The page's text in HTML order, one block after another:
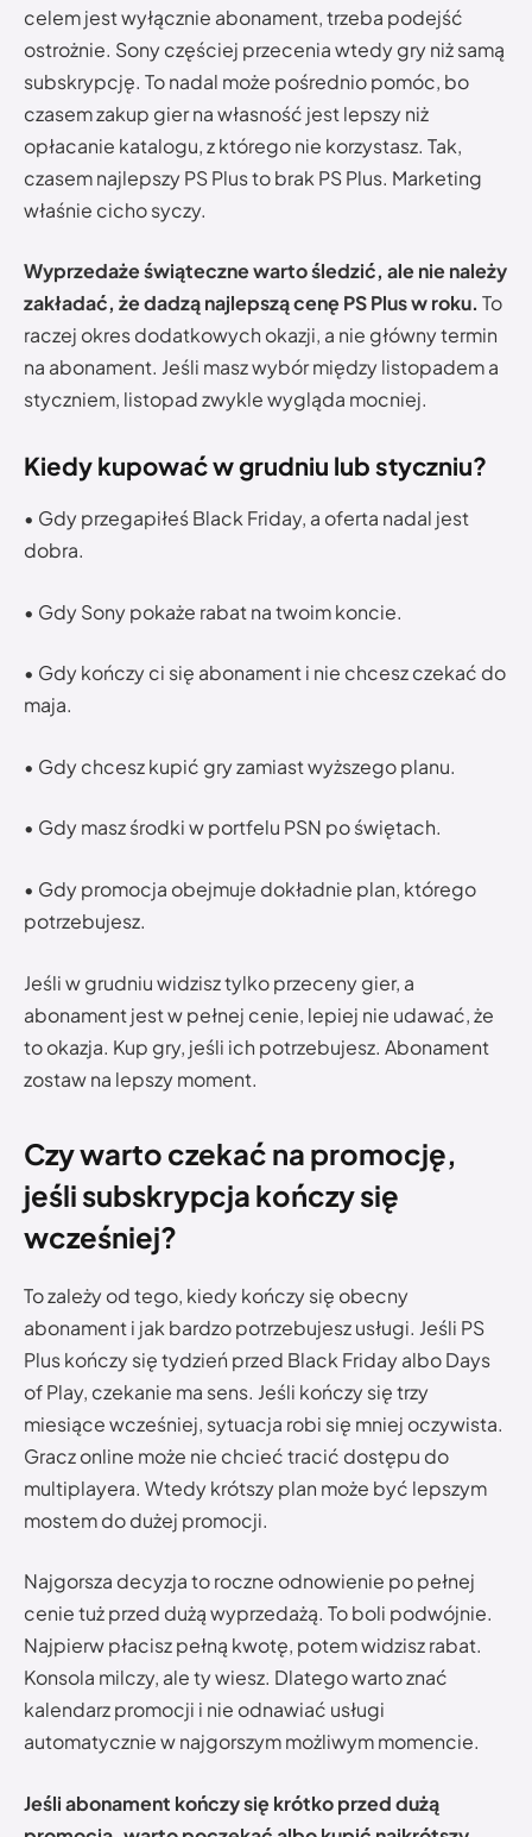
celem jest wyłącznie abonament, trzeba podejść
ostrożnie. Sony częściej przecenia wtedy gry niż samą
subskrypcję. To nadal może pośrednio pomóc, bo
czasem zakup gier na własność jest lepszy niż
opłacanie katalogu, z którego nie korzystasz. Tak,
czasem najlepszy PS Plus to brak PS Plus. Marketing
właśnie cicho syczy.
Wyprzedaże świąteczne warto śledzić, ale nie należy
zakładać, że dadzą najlepszą cenę PS Plus w roku. To
raczej okres dodatkowych okazji, a nie główny termin
na abonament. Jeśli masz wybór między listopadem a
styczniem, listopad zwykle wygląda mocniej.
Kiedy kupować w grudniu lub styczniu?
• Gdy przegapiłeś Black Friday, a oferta nadal jest
dobra.
• Gdy Sony pokaże rabat na twoim koncie.
• Gdy kończy ci się abonament i nie chcesz czekać do
maja.
• Gdy chcesz kupić gry zamiast wyższego planu.
• Gdy masz środki w portfelu PSN po świętach.
• Gdy promocja obejmuje dokładnie plan, którego
potrzebujesz.
Jeśli w grudniu widzisz tylko przeceny gier, a
abonament jest w pełnej cenie, lepiej nie udawać, że
to okazja. Kup gry, jeśli ich potrzebujesz. Abonament
zostaw na lepszy moment.
Czy warto czekać na promocję,
jeśli subskrypcja kończy się
wcześniej?
To zależy od tego, kiedy kończy się obecny
abonament i jak bardzo potrzebujesz usługi. Jeśli PS
Plus kończy się tydzień przed Black Friday albo Days
of Play, czekanie ma sens. Jeśli kończy się trzy
miesiące wcześniej, sytuacja robi się mniej oczywista.
Gracz online może nie chcieć tracić dostępu do
multiplayera. Wtedy krótszy plan może być lepszym
mostem do dużej promocji.
Najgorsza decyzja to roczne odnowienie po pełnej
cenie tuż przed dużą wyprzedażą. To boli podwójnie.
Najpierw płacisz pełną kwotę, potem widzisz rabat.
Konsola milczy, ale ty wiesz. Dlatego warto znać
kalendarz promocji i nie odnawiać usługi
automatycznie w najgorszym możliwym momencie.
Jeśli abonament kończy się krótko przed dużą